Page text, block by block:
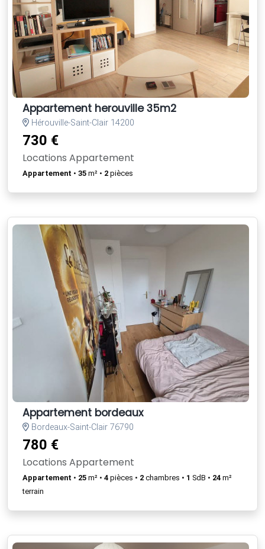
Appartement herouville 35m2
Hérouville-Saint-Clair 14200
730 €
Locations Appartement
Appartement • 35 m² • 2 pièces
Appartement bordeaux
Bordeaux-Saint-Clair 76790
780 €
Locations Appartement
Appartement • 25 m² • 4 pièces • 2 chambres • 1 SdB • 24 m²
terrain